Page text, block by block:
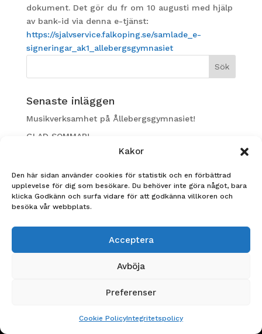
Kakor
Den här sidan använder cookies för statistik och en förbättrad
upplevelse för dig som besökare. Du behöver inte göra något, bara
klicka Godkänn och surfa vidare för att godkänna villkoren och
besöka vår webbplats.
Acceptera
Avböja
Preferenser
Cookie PolicyIntegritetspolicy
dokument. Det gör du fr om 10 augusti med hjälp
av bank-id via denna e-tjänst:
https://sjalvservice.falkoping.se/samlade_e-
signeringar_ak1_allebergsgymnasiet
Senaste inläggen
Musikverksamhet på Ållebergsgymnasiet!
GLAD SOMMAR!
Nadja Heldin, FS23 tävlar i årets Yrkes-SM!
STUDENT 2026
Ållebergsgymnasiet är Årets UF-skola i Skaraborg!